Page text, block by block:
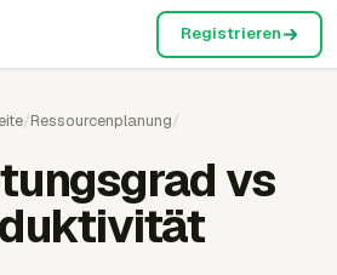
Registrieren
/Ressourcenplanung/
vs